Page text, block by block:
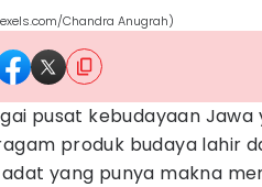
Chandra Anugrah)
pusat kebudayaan
produk budaya lahir
yang punya makna